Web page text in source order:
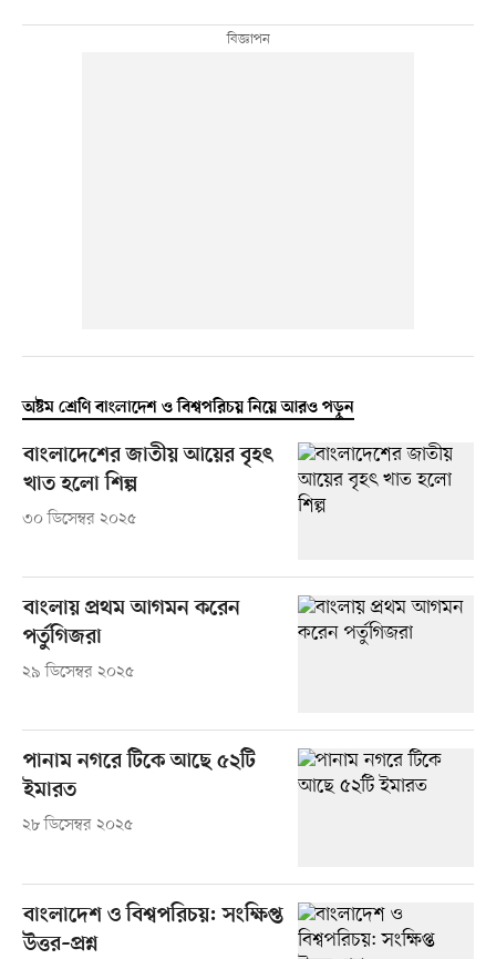
অষ্টম শ্রেণি বাংলাদেশ ও বিশ্বপরিচয় নিয়ে আরও পড়ুন
বাংলাদেশের জাতীয় আয়ের বৃহৎ
খাত হলো শিল্প
৩০ ডিসেম্বর ২০২৫
বাংলায় প্রথম আগমন করেন
পর্তুগিজরা
২৯ ডিসেম্বর ২০২৫
পানাম নগরে টিকে আছে ৫২টি
ইমারত
২৮ ডিসেম্বর ২০২৫
বাংলাদেশ ও বিশ্বপরিচয়: সংক্ষিপ্ত
উত্তর–প্রশ্ন